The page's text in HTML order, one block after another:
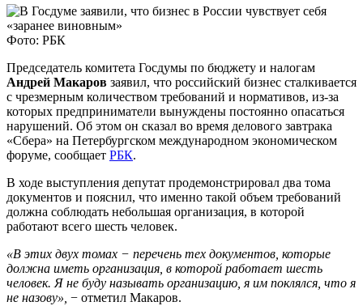
Фото: РБК
Председатель комитета Госдумы по бюджету и налогам
Андрей Макаров заявил, что российский бизнес сталкивается
с чрезмерным количеством требований и нормативов, из-за
которых предприниматели вынуждены постоянно опасаться
нарушений. Об этом он сказал во время делового завтрака
«Сбера» на Петербургском международном экономическом
форуме, сообщает РБК.
В ходе выступления депутат продемонстрировал два тома
документов и пояснил, что именно такой объем требований
должна соблюдать небольшая организация, в которой
работают всего шесть человек.
«В этих двух томах − перечень тех документов, которые
должна иметь организация, в которой работает шесть
человек. Я не буду называть организацию, я им поклялся, что я
не назову», − отметил Макаров.